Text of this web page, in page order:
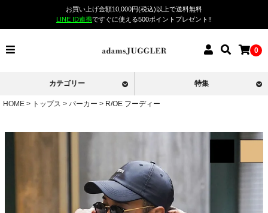
お買い上げ金額10,000円(税込)以上で送料無料
LINE ID連携ですぐに使える500ポイントプレゼント!!
0
カテゴリー 特集
HOME トップス パーカー R/OE フーディー